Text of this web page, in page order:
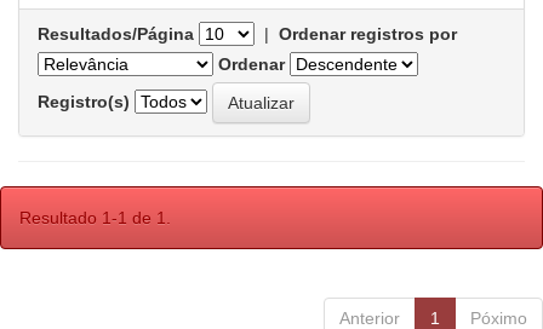
Resultados/Página | Ordenar registros por
Ordenar
Registro(s)
Resultado 1-1 de 1.
Anterior 1 Póximo